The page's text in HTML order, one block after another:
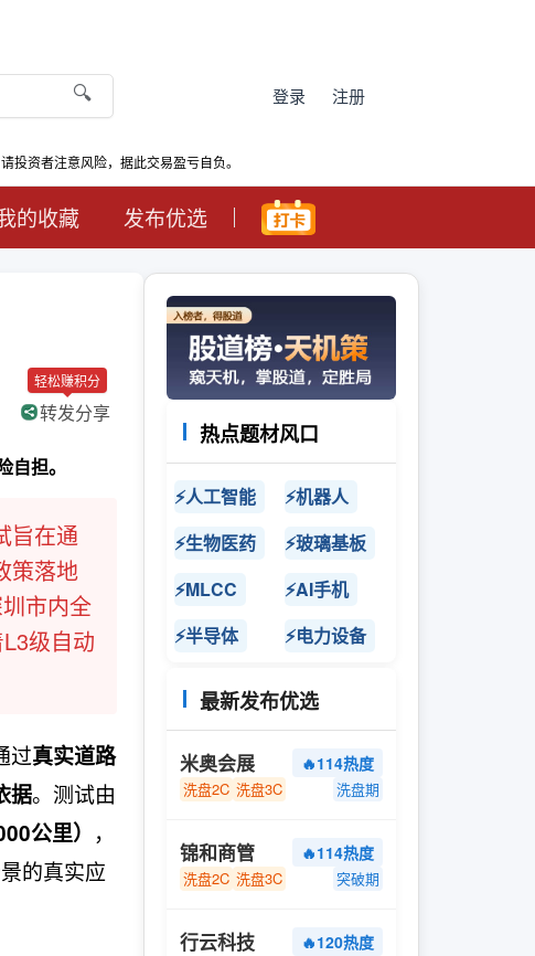
🔍 登录 注册
资者注意风险，据此交易盈亏自负。
的收藏 发布优选
轻松赚积分
转发分享
担。
旨在通
策落地
市内全
级自动
过真实道路
据。测试由
公里） ，
的真实应
热点题材风口
⚡人工智能
⚡机器人
⚡生物医药
⚡玻璃基板
⚡MLCC
⚡AI手机
⚡半导体
⚡电力设备
最新发布优选
米奥会展 🔥114热度
洗盘2C 洗盘3C 洗盘期
锦和商管 🔥114热度
洗盘2C 洗盘3C 突破期
行云科技 🔥120热度